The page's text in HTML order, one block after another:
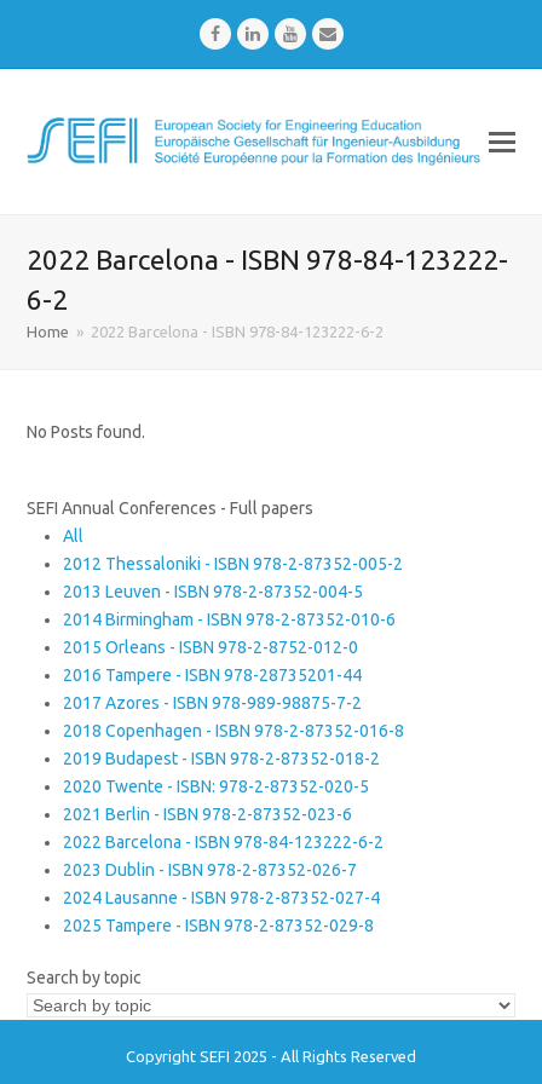
FacebookLinkedInYoutubeEmail
2022 Barcelona - ISBN 978-84-123222-
6-2
Home » 2022 Barcelona - ISBN 978-84-123222-6-2
No Posts found.
SEFI Annual Conferences - Full papers
All
2012 Thessaloniki - ISBN 978-2-87352-005-2
2013 Leuven - ISBN 978-2-87352-004-5
2014 Birmingham - ISBN 978-2-87352-010-6
2015 Orleans - ISBN 978-2-8752-012-0
2016 Tampere - ISBN 978-28735201-44
2017 Azores - ISBN 978-989-98875-7-2
2018 Copenhagen - ISBN 978-2-87352-016-8
2019 Budapest - ISBN 978-2-87352-018-2
2020 Twente - ISBN: 978-2-87352-020-5
2021 Berlin - ISBN 978-2-87352-023-6
2022 Barcelona - ISBN 978-84-123222-6-2
2023 Dublin - ISBN 978-2-87352-026-7
2024 Lausanne - ISBN 978-2-87352-027-4
2025 Tampere - ISBN 978-2-87352-029-8
Search by topic
Copyright SEFI 2025 - All Rights Reserved